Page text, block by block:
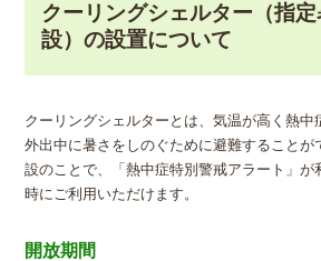
クーリングシェルター（指
設）の設置について
クーリングシェルターとは、気温が高く熱中
外出中に暑さをしのぐために避難することが
設のことで、「熱中症特別警戒アラート」が
時にご利用いただけます。
開放期間